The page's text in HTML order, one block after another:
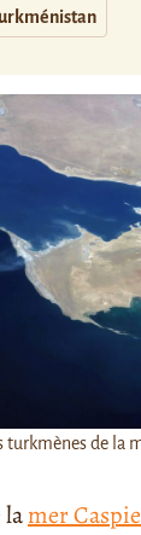
turkmènes de la
lamer